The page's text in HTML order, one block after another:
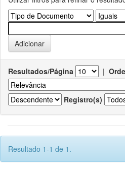
Resultados/Página |
Registro(s)
Resultado 1-1 de 1.